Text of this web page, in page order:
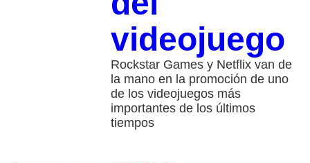
videojuego
Rockstar Games y Netflix van de
la mano en la promoción de uno
de los videojuegos más
importantes de los últimos
tiempos